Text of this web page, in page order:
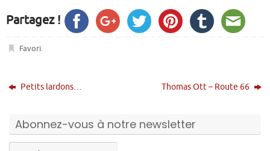
Partagez !
Favori.
Petits lardons… Thomas Ott – Route 66
Abonnez-vous à notre newsletter